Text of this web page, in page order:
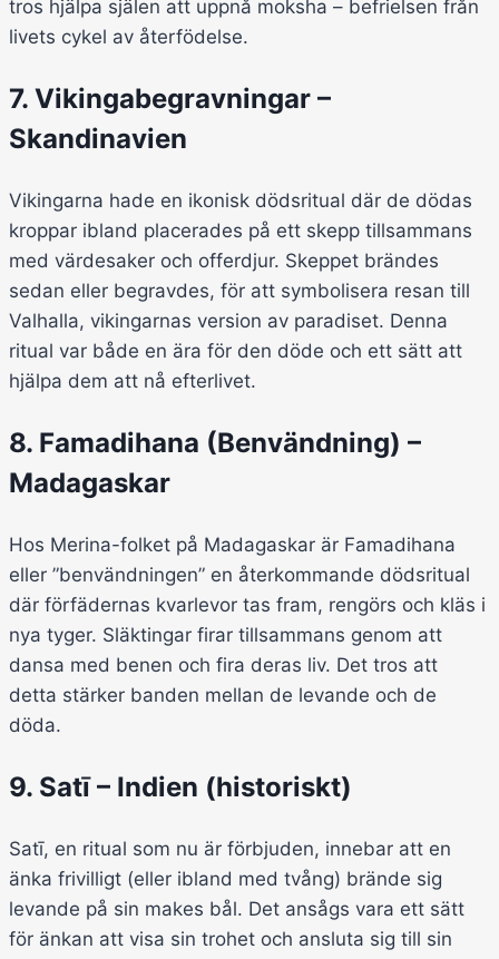
tros hjälpa själen att uppnå moksha – befrielsen från
livets cykel av återfödelse.
7. Vikingabegravningar –
Skandinavien
Vikingarna hade en ikonisk dödsritual där de dödas
kroppar ibland placerades på ett skepp tillsammans
med värdesaker och offerdjur. Skeppet brändes
sedan eller begravdes, för att symbolisera resan till
Valhalla, vikingarnas version av paradiset. Denna
ritual var både en ära för den döde och ett sätt att
hjälpa dem att nå efterlivet.
8. Famadihana (Benvändning) –
Madagaskar
Hos Merina-folket på Madagaskar är Famadihana
eller ”benvändningen” en återkommande dödsritual
där förfädernas kvarlevor tas fram, rengörs och kläs i
nya tyger. Släktingar firar tillsammans genom att
dansa med benen och fira deras liv. Det tros att
detta stärker banden mellan de levande och de
döda.
9. Satī – Indien (historiskt)
Satī, en ritual som nu är förbjuden, innebar att en
änka frivilligt (eller ibland med tvång) brände sig
levande på sin makes bål. Det ansågs vara ett sätt
för änkan att visa sin trohet och ansluta sig till sin